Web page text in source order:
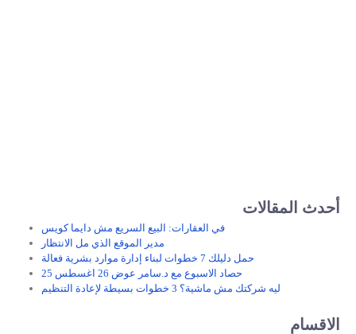
أحدث المقالات
في العقارات: البيع السريع مش دايما كويس
مدير الموقع الذي مل الانتظار
حمل دليلك 7 خطوات لبناء إدارة موارد بشرية فعالة
حصاد الاسبوع مع د.سامر عوض 26 اغسطس 25
ليه شركتك مش ماشية؟ 3 خطوات بسيطة لإعادة التنظيم
الاقسام